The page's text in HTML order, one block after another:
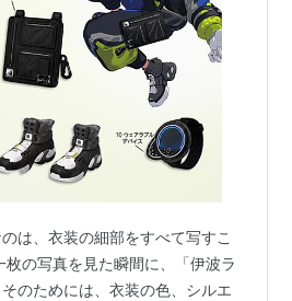
は、衣装の細部をすべて写すこ
枚の写真を見た瞬間に、「伊波ラ
のためには、衣装の色、シルエ